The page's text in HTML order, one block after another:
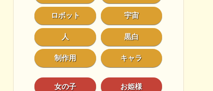
ロボット 宇宙
人 黒白
制作用 キャラ
女の子 お姫様